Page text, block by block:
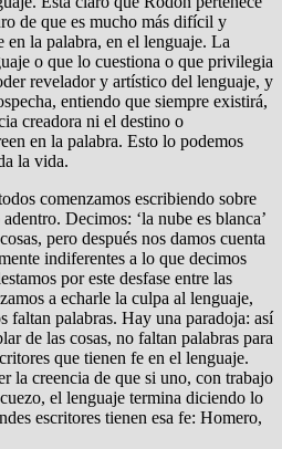
de que es mucho más difícil y
en la palabra, en el lenguaje. La
o que lo cuestiona o que privilegia
revelador y artístico del lenguaje, y
entiendo que siempre existirá,
creadora ni el destino o
en la palabra. Esto lo podemos
la vida.
comenzamos escribiendo sobre
Decimos: ‘la nube es blanca’
pero después nos damos cuenta
indiferentes a lo que decimos
por este desfase entre las
a echarle la culpa al lenguaje,
faltan palabras. Hay una paradoja: así
de las cosas, no faltan palabras para
que tienen fe en el lenguaje.
la creencia de que si uno, con trabajo
el lenguaje termina diciendo lo
escritores tienen esa fe: Homero,